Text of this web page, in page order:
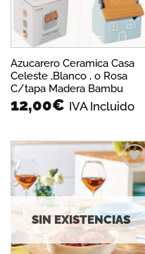
Azucarero Ceramica Casa
Celeste ,Blanco , o Rosa
C/tapa Madera Bambu
12,00€ IVA Incluido
Añadir
a la
lista de
deseos
SIN EXISTENCIAS